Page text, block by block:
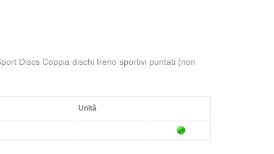
Discs Coppia dischi freno sportivi puntati (non
Unità